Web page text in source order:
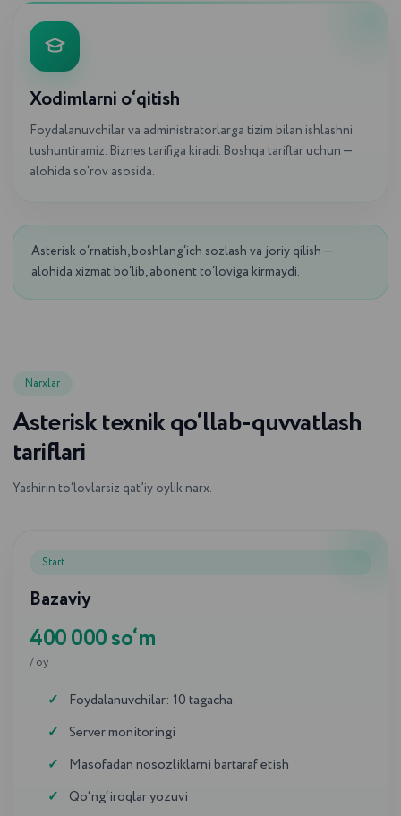
Xodimlarni o‘qitish
Foydalanuvchilar va administratorlarga tizim bilan ishlashni
tushuntiramiz. Biznes tarifiga kiradi. Boshqa tariflar uchun —
alohida so‘rov asosida.
Asterisk o‘rnatish, boshlang‘ich sozlash va joriy qilish —
alohida xizmat bo‘lib, abonent to‘loviga kirmaydi.
Narxlar
Asterisk texnik qo‘llab-quvvatlash
tariflari
Yashirin to‘lovlarsiz qat’iy oylik narx.
Start
Bazaviy
400 000 so‘m
/ oy
Foydalanuvchilar: 10 tagacha
Server monitoringi
Masofadan nosozliklarni bartaraf etish
Qo‘ng‘iroqlar yozuvi